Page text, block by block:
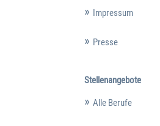
Impressum
Presse
Stellenangebote
Alle Berufe